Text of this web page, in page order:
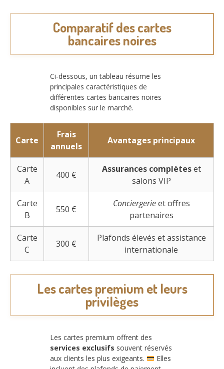
Comparatif des cartes
bancaires noires
Ci-dessous, un tableau résume les
principales caractéristiques de
différentes cartes bancaires noires
disponibles sur le marché.
Carte
Frais
annuels
Avantages principaux
Carte
A
400 €
Assurances complèteset
salons VIP
Carte
B
550 €
Conciergerieet offres
partenaires
Carte
C
300 €
Plafonds élevés et assistance
internationale
Les cartes premium et leurs
privilèges
Les cartes premium offrent des
services exclusifs souvent réservés
aux clients les plus exigeants.
Elles